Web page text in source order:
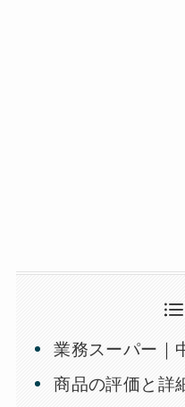
業務スーパー｜
商品の評価と詳